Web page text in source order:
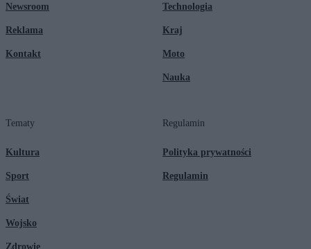
Newsroom
Reklama
Kontakt
Technologia
Kraj
Moto
Nauka
Tematy
Kultura
Sport
Świat
Wojsko
Zdrowie
Regulamin
Polityka prywatności
Regulamin